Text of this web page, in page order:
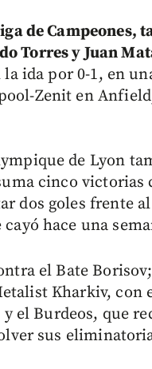
de Campeones,
Torres y Juan
la ida por 0-1, en
Zenit en
de Lyon
cinco victorias
dos goles frente
hace una
el Bate
Kharkiv, con
el Burdeos, que
sus